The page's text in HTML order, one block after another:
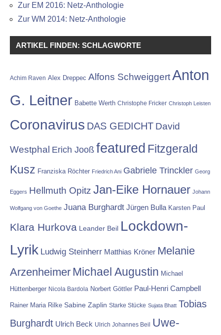
Zur EM 2016: Netz-Anthologie
Zur WM 2014: Netz-Anthologie
ARTIKEL FINDEN: SCHLAGWORTE
Achim Raven Alex Dreppec Alfons SchweiggertAnton
G. Leitner Babette Werth Christophe Fricker Christoph Leisten
Coronavirus DAS GEDICHT David
Westphal Erich Jooß featured Fitzgerald
Kusz Franziska Röchter Friedrich Ani Gabriele Trinckler Georg
Eggers Hellmuth Opitz Jan-Eike Hornauer Johann
Wolfgang von Goethe Juana Burghardt Jürgen Bulla Karsten Paul
Klara Hurkova Leander Beil Lockdown-
Lyrik Ludwig Steinherr Matthias Kröner Melanie
Arzenheimer Michael Augustin Michael
Hüttenberger Nicola Bardola Norbert Göttler Paul-Henri Campbell
Rainer Maria Rilke Sabine Zaplin Starke Stücke Sujata Bhatt Tobias
Burghardt Ulrich Beck Ulrich Johannes Beil Uwe-